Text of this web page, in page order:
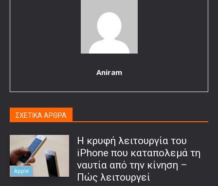
Aniram
ΣΧΕΤΙΚΑ ΑΡΘΡΑ
Apple
Η κρυφή λειτουργία του
iPhone που καταπολεμά τη
ναυτία από την κίνηση –
Πώς λειτουργεί